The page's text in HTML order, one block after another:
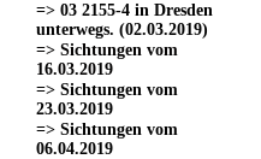
=> 03 2155-4 in Dresden
unterwegs. (02.03.2019)
=> Sichtungen vom
16.03.2019
=> Sichtungen vom
23.03.2019
=> Sichtungen vom
06.04.2019